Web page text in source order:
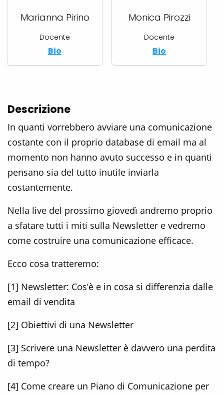
Marianna Pirino
Docente
Bio
Monica Pirozzi
Docente
Bio
Descrizione
In quanti vorrebbero avviare una comunicazione
costante con il proprio database di email ma al
momento non hanno avuto successo e in quanti
pensano sia del tutto inutile inviarla
costantemente.
Nella live del prossimo giovedì andremo proprio
a sfatare tutti i miti sulla Newsletter e vedremo
come costruire una comunicazione efficace.
Ecco cosa tratteremo:
[1] Newsletter: Cos’è e in cosa si differenzia dalle
email di vendita
[2] Obiettivi di una Newsletter
[3] Scrivere una Newsletter è davvero una perdita
di tempo?
[4] Come creare un Piano di Comunicazione per